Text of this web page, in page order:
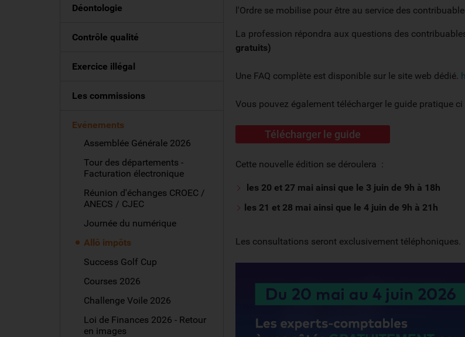
l'Ordre se mobilise pour être au service des
La profession répondra aux questions des
gratuits)
Une FAQ complète est disponible sur le site web dédié.
Vous pouvez également télécharger le guide pratique ci
Télécharger le guide
Cette nouvelle édition se déroulera :
les 20 et 27 mai ainsi que le 3 juin de 9h à 18h
les 21 et 28 mai ainsi que le 4 juin de 9h à 21h
Les consultations seront exclusivement téléphoniques.
Déontologie
Contrôle qualité
Exercice illégal
Les commissions
Evénements
Assemblée Générale 2026
Tour des départements -
Facturation électronique
Réunion d'échanges CROEC /
ANECS / CJEC
Journée du numérique
Allô impôts
Success Golf Cup
Courses 2026
Challenge Voile 2026
Loi de Finances 2026 - Retour
en images